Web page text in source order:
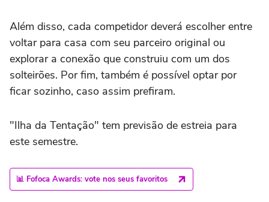
Além disso, cada competidor deverá escolher entre
voltar para casa com seu parceiro original ou
explorar a conexão que construiu com um dos
solteirões. Por fim, também é possível optar por
ficar sozinho, caso assim prefiram.
"Ilha da Tentação" tem previsão de estreia para
este semestre.
📊 Fofoca Awards: vote nos seus favoritos